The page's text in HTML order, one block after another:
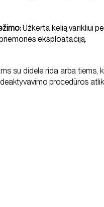
Užkerta kelią varikliui
eksploataciją.
su didele rida arba tiems,
procedūros